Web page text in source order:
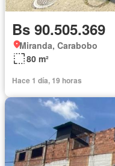
Bs 90.505.369
Miranda, Carabobo
80 m²
Hace 1 día, 19 horas